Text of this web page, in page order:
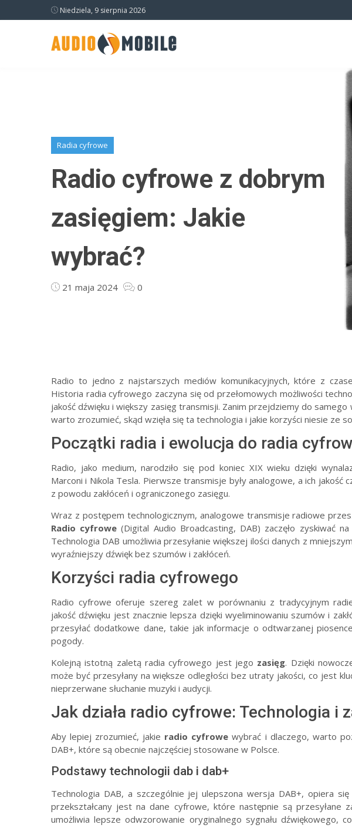
Niedziela, 9 sierpnia 2026
Radia cyfrowe
Radio cyfrowe z dobrym
zasięgiem: Jakie
wybrać?
21 maja 2024 0
Radio to jedno z najstarszych mediów komunikacyjnych, które z
Historia radia cyfrowego zaczyna się od przełomowych możliwości
jakość dźwięku i większy zasięg transmisji. Zanim przejdziemy do
warto zrozumieć, skąd wzięła się ta technologia i jakie korzyści niesie ze
Początki radia i ewolucja do radia
Radio, jako medium, narodziło się pod koniec XIX wieku dzięki
Marconi i Nikola Tesla. Pierwsze transmisje były analogowe, a ich jakość
z powodu zakłóceń i ograniczonego zasięgu.
Wraz z postępem technologicznym, analogowe transmisje radiowe
Radio cyfrowe (Digital Audio Broadcasting, DAB) zaczęło zyskiwać
Technologia DAB umożliwia przesyłanie większej ilości danych z
wyraźniejszy dźwięk bez szumów i zakłóceń.
Korzyści radia cyfrowego
Radio cyfrowe oferuje szereg zalet w porównaniu z tradycyjnym
jakość dźwięku jest znacznie lepsza dzięki wyeliminowaniu szumów i
przesyłać dodatkowe dane, takie jak informacje o odtwarzanej
pogody.
Kolejną istotną zaletą radia cyfrowego jest jego zasięg. Dzięki
może być przesyłany na większe odległości bez utraty jakości, co jest
nieprzerwane słuchanie muzyki i audycji.
Jak działa radio cyfrowe: Technologia i
Aby lepiej zrozumieć, jakie radio cyfrowe wybrać i dlaczego, warto
DAB+, które są obecnie najczęściej stosowane w Polsce.
Podstawy technologii dab i dab+
Technologia DAB, a szczególnie jej ulepszona wersja DAB+, opiera
przekształcany jest na dane cyfrowe, które następnie są przesyłane
umożliwia lepsze odwzorowanie oryginalnego sygnału dźwiękowego,